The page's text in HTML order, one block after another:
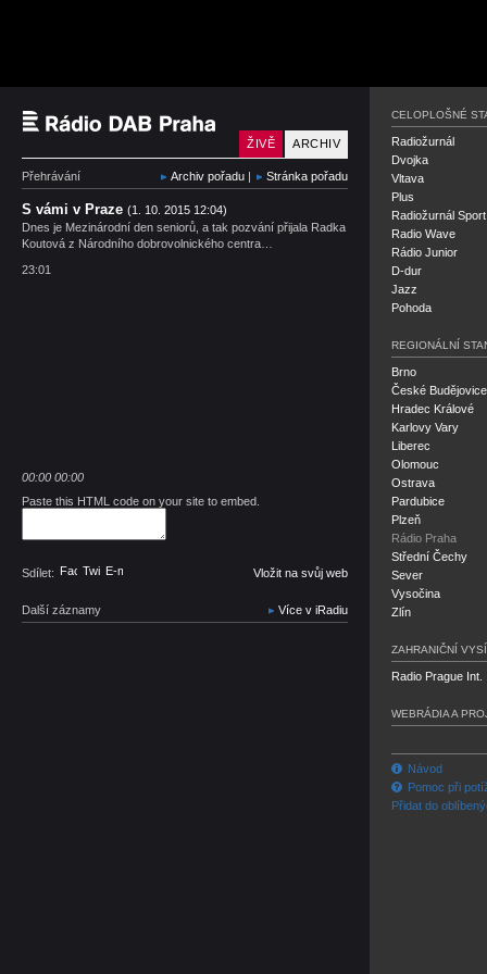
Český rozhlas Rádio
ARCHIV
ŽIVĚ
Přehrávání Archiv pořadu | Stránka pořadu
S vámi v Praze (1. 10. 2015 12:04)
Dnes je Mezinárodní den seniorů, a tak pozvání přijala Radka
Koutová z Národního dobrovolnického centra…
23:01
00:00 00:00
Paste this HTML code on your site to embed.
Sdílet: Facebook
TwitterE-mail Vložit na svůj web
Další záznamy Více v iRadiu
CELOPLOŠNÉ
Radiožurnál
Dvojka
Vltava
Plus
Radiožurnál Sport
Radio Wave
Rádio Junior
D-dur
Jazz
Pohoda
REGIONÁLNÍ
Brno
České Budějovice
Hradec Králové
Karlovy Vary
Liberec
Olomouc
Ostrava
Pardubice
Plzeň
Rádio Praha
Střední Čechy
Sever
Vysočina
Zlín
ZAHRANIČNÍ
Radio Prague Int.
WEBRÁDIA A
Návod
Pomoc při
Přidat do